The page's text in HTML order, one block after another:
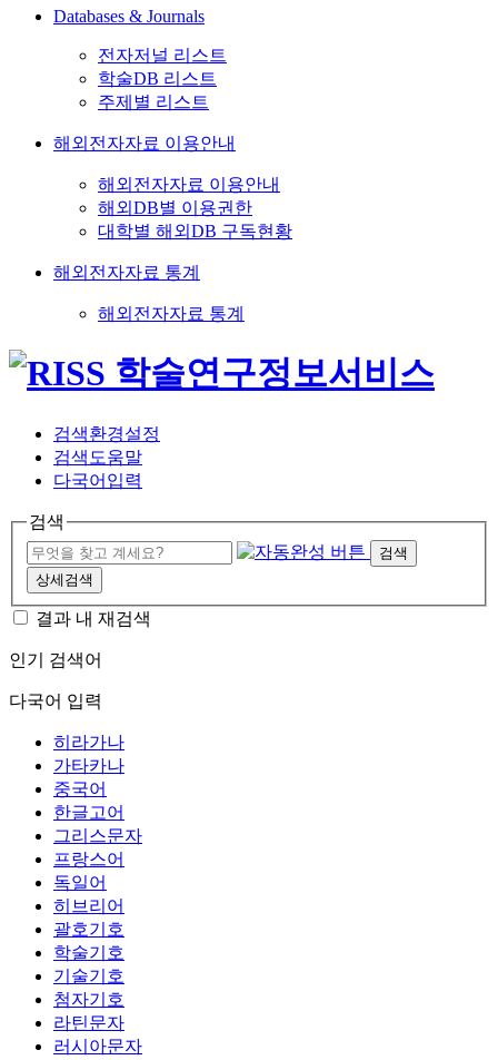
Databases & Journals
전자저널 리스트
학술DB 리스트
주제별 리스트
해외전자자료 이용안내
해외전자자료 이용안내
해외DB별 이용권한
대학별 해외DB 구독현황
해외전자자료 통계
해외전자자료 통계
검색환경설정
검색도움말
다국어입력
검색
검색
상세검색
결과 내 재검색
인기 검색어
다국어 입력
히라가나
가타카나
중국어
한글고어
그리스문자
프랑스어
독일어
히브리어
괄호기호
학술기호
기술기호
첨자기호
라틴문자
러시아문자